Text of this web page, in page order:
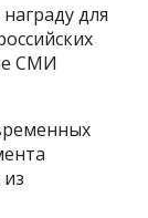
для
СМИ